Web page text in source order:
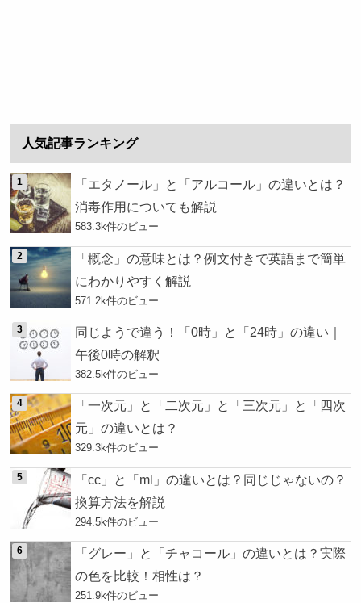
人気記事ランキング
「エタノール」と「アルコール」の違いとは？
消毒作用についても解説
583.3k件のビュー
「概念」の意味とは？例文付きで英語まで簡単
にわかりやすく解説
571.2k件のビュー
同じようで違う！「0時」と「24時」の違い｜
午後0時の解釈
382.5k件のビュー
「一次元」と「二次元」と「三次元」と「四次
元」の違いとは？
329.3k件のビュー
「cc」と「ml」の違いとは？同じじゃないの？
換算方法を解説
294.5k件のビュー
「グレー」と「チャコール」の違いとは？実際
の色を比較！相性は？
251.9k件のビュー